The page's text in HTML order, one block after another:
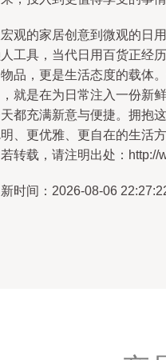
观的家居创意到微观的日
工具，当代日用百货正经
品，更是生活态度的载体
就是在为日常注入一份新
都充满新意与便捷。拥抱
、更优雅、更自在的生活方
转载，请注明出处：http://
时间：2026-08-06